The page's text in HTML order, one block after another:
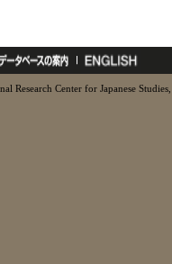
Research Center for Japanese